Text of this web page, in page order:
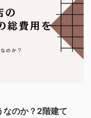
なのか？2階建て